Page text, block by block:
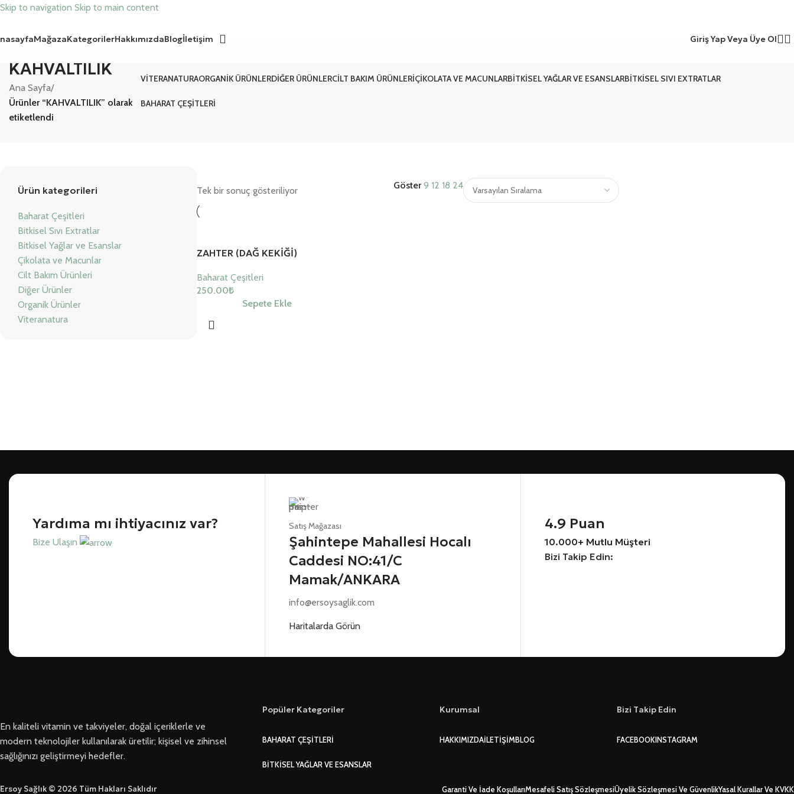
Skip to navigation Skip to main content
MağazaKategorilerHakkımızdaBlogİletişim Giriş Yap Veya Üye Ol
KAHVALTILIK
Ana Sayfa/
Ürünler “KAHVALTILIK” olarak
etiketlendi
VITERANATURAORGANIK ÜRÜNLERDIĞER ÜRÜNLERCILT BAKIM ÜRÜNLERIÇIKOLATA VE MACUNLARBITKISEL YAĞLAR VE ESANSLARBITKISEL SIVI EXTRATLAR
BAHARAT ÇEŞITLERI
Ürün kategorileri
Baharat Çeşitleri
Bitkisel Sıvı Extratlar
Bitkisel Yağlar ve Esanslar
Çikolata ve Macunlar
Cilt Bakım Ürünleri
Diğer Ürünler
Organik Ürünler
Viteranatura
Tek bir sonuç gösteriliyor Göster9 12 18 24
ZAHTER (DAĞ KEKİĞİ)
Baharat Çeşitleri
250.00₺
Sepete Ekle
Yardıma mı ihtiyacınız var?
Bize Ulaşın
Satış Mağazası
Şahintepe Mahallesi Hocalı
Caddesi NO:41/C
Mamak/ANKARA
info@ersoysaglik.com
Haritalarda Görün
4.9 Puan
10.000+ Mutlu Müşteri
Bizi Takip Edin:
En kaliteli vitamin ve takviyeler, doğal içeriklerle ve
modern teknolojiler kullanılarak üretilir; kişisel ve zihinsel
sağlığınızı geliştirmeyi hedefler.
Popüler Kategoriler
BAHARAT ÇEŞITLERI
BITKISEL YAĞLAR VE ESANSLAR
Kurumsal
HAKKIMIZDAİLETIŞIMBLOG
Bizi Takip Edin
FACEBOOKINSTAGRAM
Ersoy Sağlık © 2026 Tüm Hakları Saklıdır Garanti Ve İade KoşullarıMesafeli Satış SözleşmesiÜyelik Sözleşmesi Ve GüvenlikYasal Kurallar Ve KVKK